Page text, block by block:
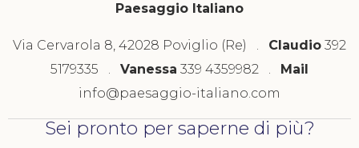
Paesaggio Italiano
Via Cervarola 8, 42028 Poviglio (Re) . Claudio 392
5179335 . Vanessa 339 4359982 . Mail
info@paesaggio-italiano.com
Sei pronto per saperne di più?